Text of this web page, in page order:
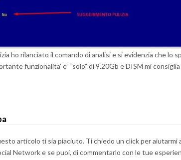
ho rilanciato il comando di analisi e si evidenzia che lo
funzionalita’ e’ “solo” di 9.20Gb e DISM mi
articolo ti sia piaciuto. Ti chiedo un click per aiutarmi
Network e se puoi, di commentarlo con le tue